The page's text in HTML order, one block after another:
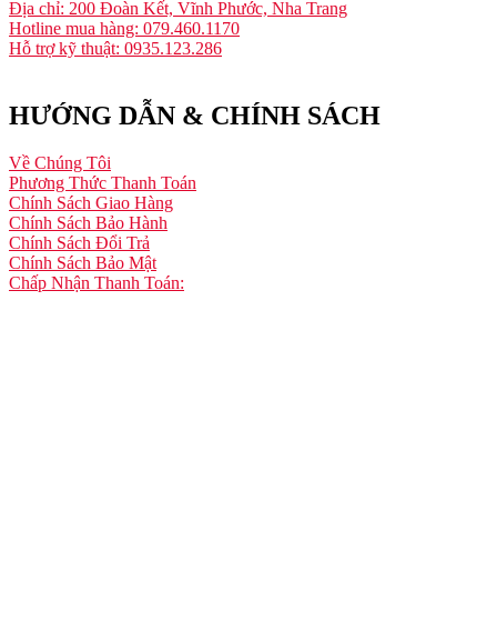
Địa chỉ: 200 Đoàn Kết, Vĩnh Phước, Nha Trang
Hotline mua hàng: 079.460.1170
Hỗ trợ kỹ thuật: 0935.123.286
HƯỚNG DẪN & CHÍNH SÁCH
Về Chúng Tôi
Phương Thức Thanh Toán
Chính Sách Giao Hàng
Chính Sách Bảo Hành
Chính Sách Đổi Trả
Chính Sách Bảo Mật
Chấp Nhận Thanh Toán: